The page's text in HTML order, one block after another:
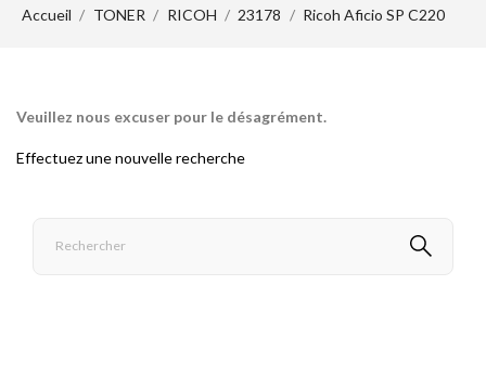
Accueil TONER RICOH 23178 Ricoh Aficio SP C220
Veuillez nous excuser pour le désagrément.
Effectuez une nouvelle recherche